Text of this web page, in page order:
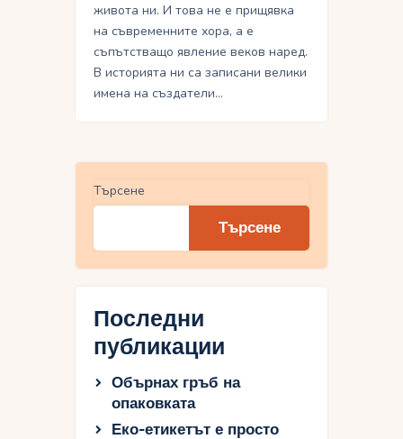
живота ни. И това не е прищявка
на съвременните хора, а е
съпътстващо явление веков наред.
В историята ни са записани велики
имена на създатели…
Търсене
Търсене
Последни
публикации
Обърнах гръб на
опаковката
Еко-етикетът е просто